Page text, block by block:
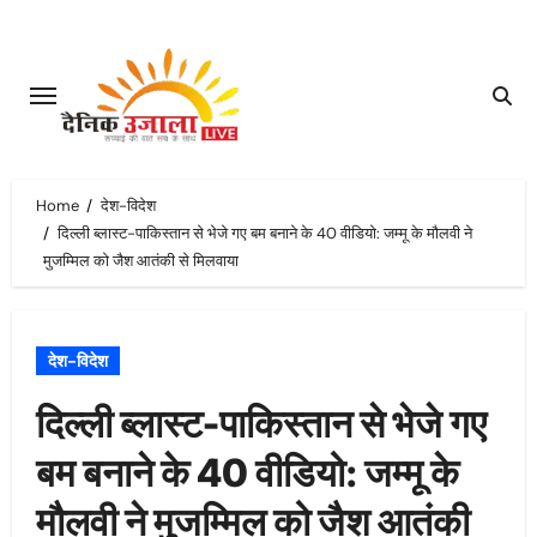
content
Home
देश-विदेश
दिल्ली ब्लास्ट-पाकिस्तान से भेजे गए बम बनाने के 40 वीडियो: जम्मू के मौलवी ने
मुजम्मिल को जैश आतंकी से मिलवाया
देश-विदेश
दिल्ली ब्लास्ट-पाकिस्तान से भेजे गए
बम बनाने के 40 वीडियो: जम्मू के
मौलवी ने मुजम्मिल को जैश आतंकी